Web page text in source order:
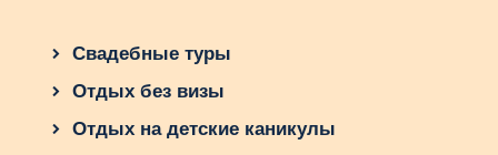
Свадебные туры
Отдых без визы
Отдых на детские каникулы